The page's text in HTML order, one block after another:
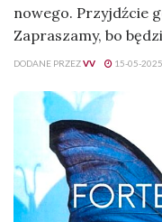
nowego. Przyjdźcie
Zapraszamy, bo
DODANE PRZEZVV 15-05-2025